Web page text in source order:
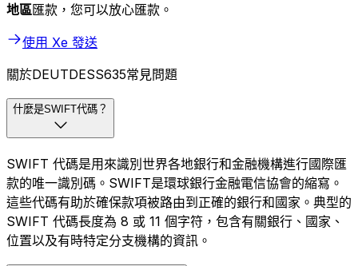
地區匯款，您可以放心匯款。
使用 Xe 發送
關於DEUTDESS635常見問題
什麼是SWIFT代碼？
SWIFT 代碼是用來識別世界各地銀行和金融機構進行國際匯
款的唯一識別碼。SWIFT是環球銀行金融電信協會的縮寫。
這些代碼有助於確保款項被路由到正確的銀行和國家。典型的
SWIFT 代碼長度為 8 或 11 個字符，包含有關銀行、國家、
位置以及有時特定分支機構的資訊。